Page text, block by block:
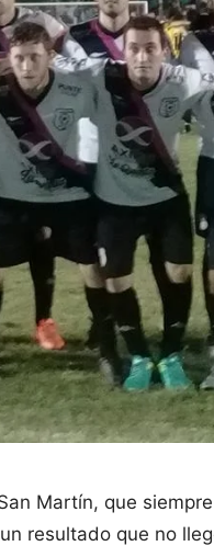
Martín, que
resultado que no